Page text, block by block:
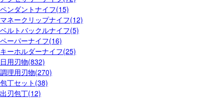
ペンダントナイフ(15)
マネークリップナイフ(12)
ベルトバックルナイフ(5)
ペーパーナイフ(16)
キーホルダーナイフ(25)
日用刃物(832)
調理用刃物(270)
包丁セット(38)
出刃包丁(12)